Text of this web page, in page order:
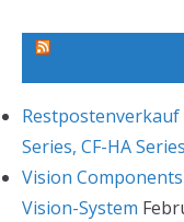
Restpostenverkauf
Series, CF-HA Series
Vision
Vision-System